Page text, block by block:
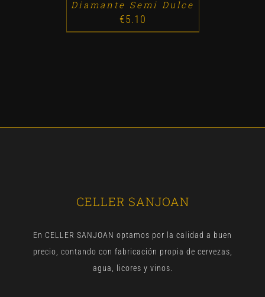
Diamante Semi Dulce
€5.10
CELLER SANJOAN
En CELLER SANJOAN optamos por la calidad a buen
precio, contando con fabricación propia de cervezas,
agua, licores y vinos.